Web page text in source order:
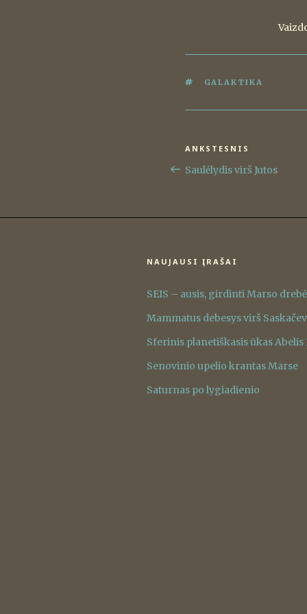
ŽYMOS
GALAKTIKA
Navigacija
tarp
Ankstesnis
įrašas
ANKSTESNIS
Saulėlydis virš Jutos
NAUJAUSI ĮRAŠAI
SEIS – ausis, girdinti Marso
Mammatus debesys virš
Sferinis planetiškasis ūkas Abelis
Senovinio upelio krantas Marse
Saturnas po lygiadienio